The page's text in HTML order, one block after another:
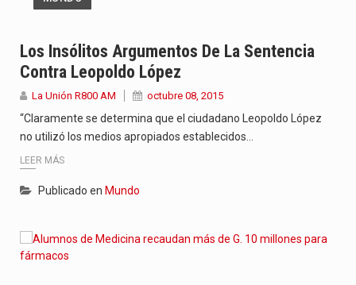
Los Insólitos Argumentos De La Sentencia
Contra Leopoldo López
La Unión R800 AM octubre 08, 2015
“Claramente se determina que el ciudadano Leopoldo López
no utilizó los medios apropiados establecidos…
LEER MÁS
Publicado en Mundo